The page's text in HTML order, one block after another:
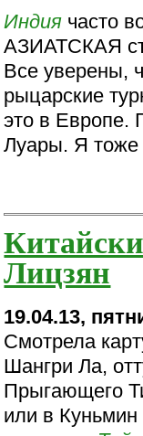
Индия часто
АЗИАТСКАЯ
Все уверены,
рыцарские
это в Европе.
Луары. Я тоже
Лицзян
19.04.13,
Смотрела
Шангри Ла,
Прыгающего
или в Куньмин